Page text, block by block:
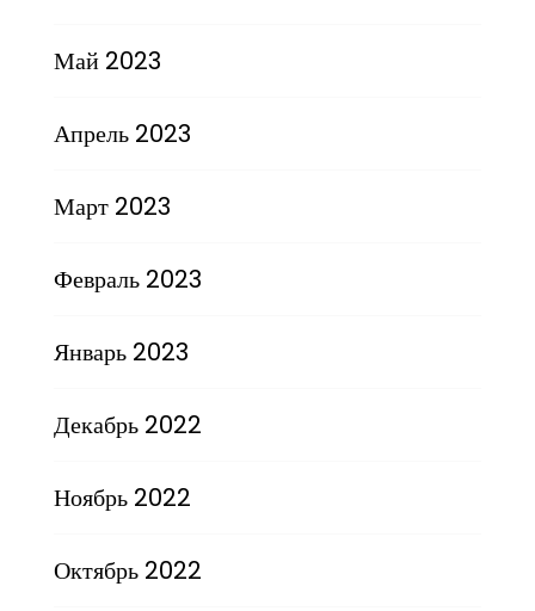
Май 2023
Апрель 2023
Март 2023
Февраль 2023
Январь 2023
Декабрь 2022
Ноябрь 2022
Октябрь 2022